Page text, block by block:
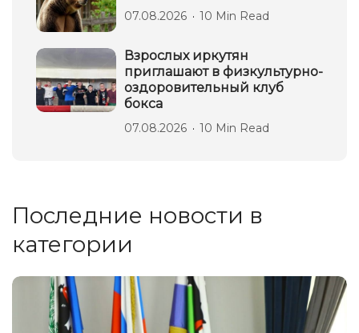
07.08.2026 10 Min Read
Взрослых иркутян
приглашают в физкультурно-
оздоровительный клуб
бокса
07.08.2026 10 Min Read
Последние новости в
категории